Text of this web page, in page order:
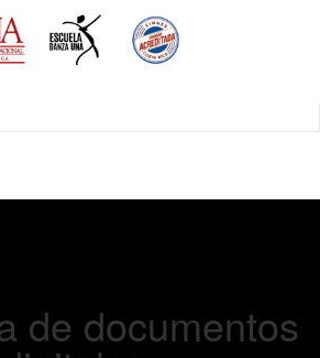
de documentos